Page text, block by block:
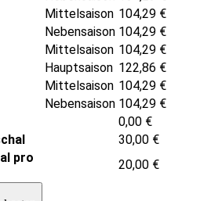
Mittelsaison 104,29 €
Nebensaison 104,29 €
Mittelsaison 104,29 €
Hauptsaison 122,86 €
Mittelsaison 104,29 €
Nebensaison 104,29 €
0,00 €
30,00 €
pro
20,00 €